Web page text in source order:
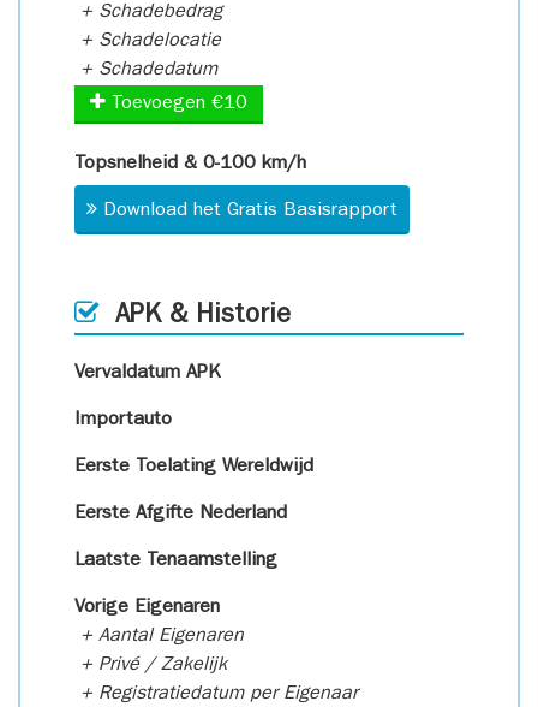
+ Schadebedrag
+ Schadelocatie
+ Schadedatum
Toevoegen €10
Topsnelheid & 0-100 km/h
Download het Gratis Basisrapport
APK & Historie
Vervaldatum APK
Importauto
Eerste Toelating Wereldwijd
Eerste Afgifte Nederland
Laatste Tenaamstelling
Vorige Eigenaren
+ Aantal Eigenaren
+ Privé / Zakelijk
+ Registratiedatum per Eigenaar